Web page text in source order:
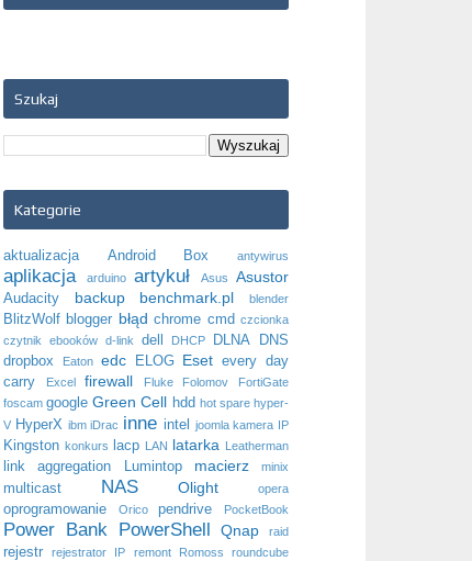
Szukaj
Kategorie
aktualizacja Android Box antywirus
aplikacja arduino artykuł Asus Asustor
Audacity backup benchmark.pl blender
BlitzWolf blogger błąd chrome cmd czcionka
czytnik ebooków d-link dell DHCP DLNA
DNS
dropbox
Eaton edc ELOG Eset every day
carry
Excel firewall Fluke Folomov
FortiGate
foscam google Green Cell hdd hot spare hyper-
V HyperX ibm iDrac inne intel joomla kamera IP
Kingston konkurs lacp LAN latarka Leatherman
link aggregation Lumintop macierz minix
multicast NAS Olight opera
oprogramowanie Orico pendrive PocketBook
Power Bank PowerShell Qnap raid
rejestr rejestrator IP remont Romoss roundcube